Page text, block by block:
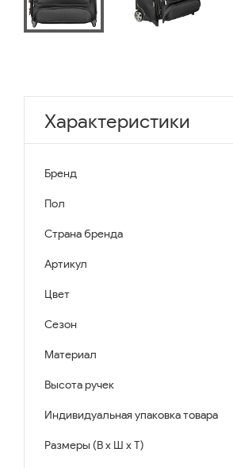
Характеристики
Бренд
Пол
Страна бренда
Артикул
Цвет
Сезон
Материал
Высота ручек
Индивидуальная упаковка товара
Размеры (В x Ш x Т)